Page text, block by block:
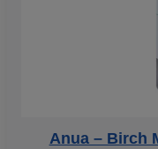
Anua – Birch